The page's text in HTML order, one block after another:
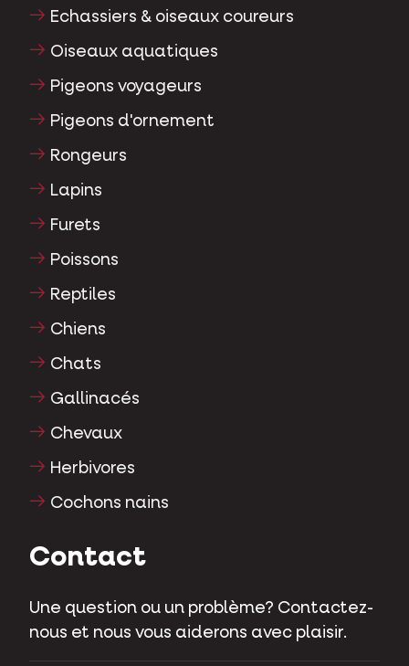
Echassiers & oiseaux coureurs
Oiseaux aquatiques
Pigeons voyageurs
Pigeons d'ornement
Rongeurs
Lapins
Furets
Poissons
Reptiles
Chiens
Chats
Gallinacés
Chevaux
Herbivores
Cochons nains
Contact
Une question ou un problème? Contactez-
nous et nous vous aiderons avec plaisir.